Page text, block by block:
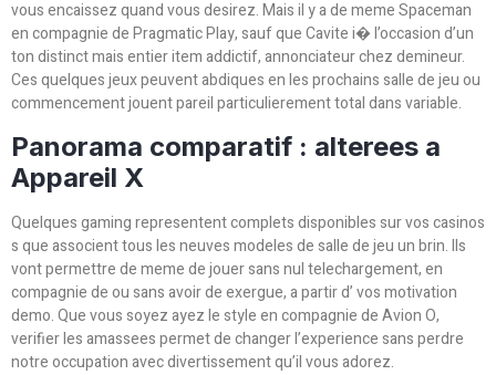
vous encaissez quand vous desirez. Mais il y a de meme Spaceman
en compagnie de Pragmatic Play, sauf que Cavite i� l’occasion d’un
ton distinct mais entier item addictif, annonciateur chez demineur.
Ces quelques jeux peuvent abdiques en les prochains salle de jeu ou
commencement jouent pareil particulierement total dans variable.
Panorama comparatif : alterees a
Appareil X
Quelques gaming representent complets disponibles sur vos casinos
s que associent tous les neuves modeles de salle de jeu un brin. Ils
vont permettre de meme de jouer sans nul telechargement, en
compagnie de ou sans avoir de exergue, a partir d’ vos motivation
demo. Que vous soyez ayez le style en compagnie de Avion O,
verifier les amassees permet de changer l’experience sans perdre
notre occupation avec divertissement qu’il vous adorez.